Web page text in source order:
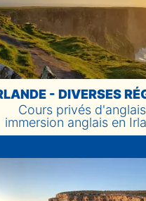
- DIVERSES
Cours privés
immersion anglais en